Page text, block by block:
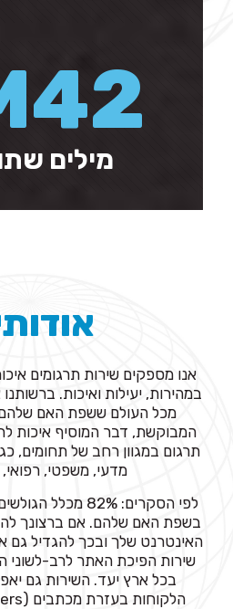
42
מילים
במהירות, יעילות ואיכות.
מכל העולם ששפת האם
המבוקשת, דבר המוסיף איכות
תרגום במגוון רחב של תחומים,
מדעי, משפטי, רפואי,
לפי הסקרים: 82%
בשפת האם שלהם. אם ברצונך
האינטרנט שלך ובכך להגדיל גם
שירות הפיכת האתר לרב-לשוני
בכל ארץ יעד. השירות גם
הלקוחות בעזרת מכתבים (newsletters) בשפתם.